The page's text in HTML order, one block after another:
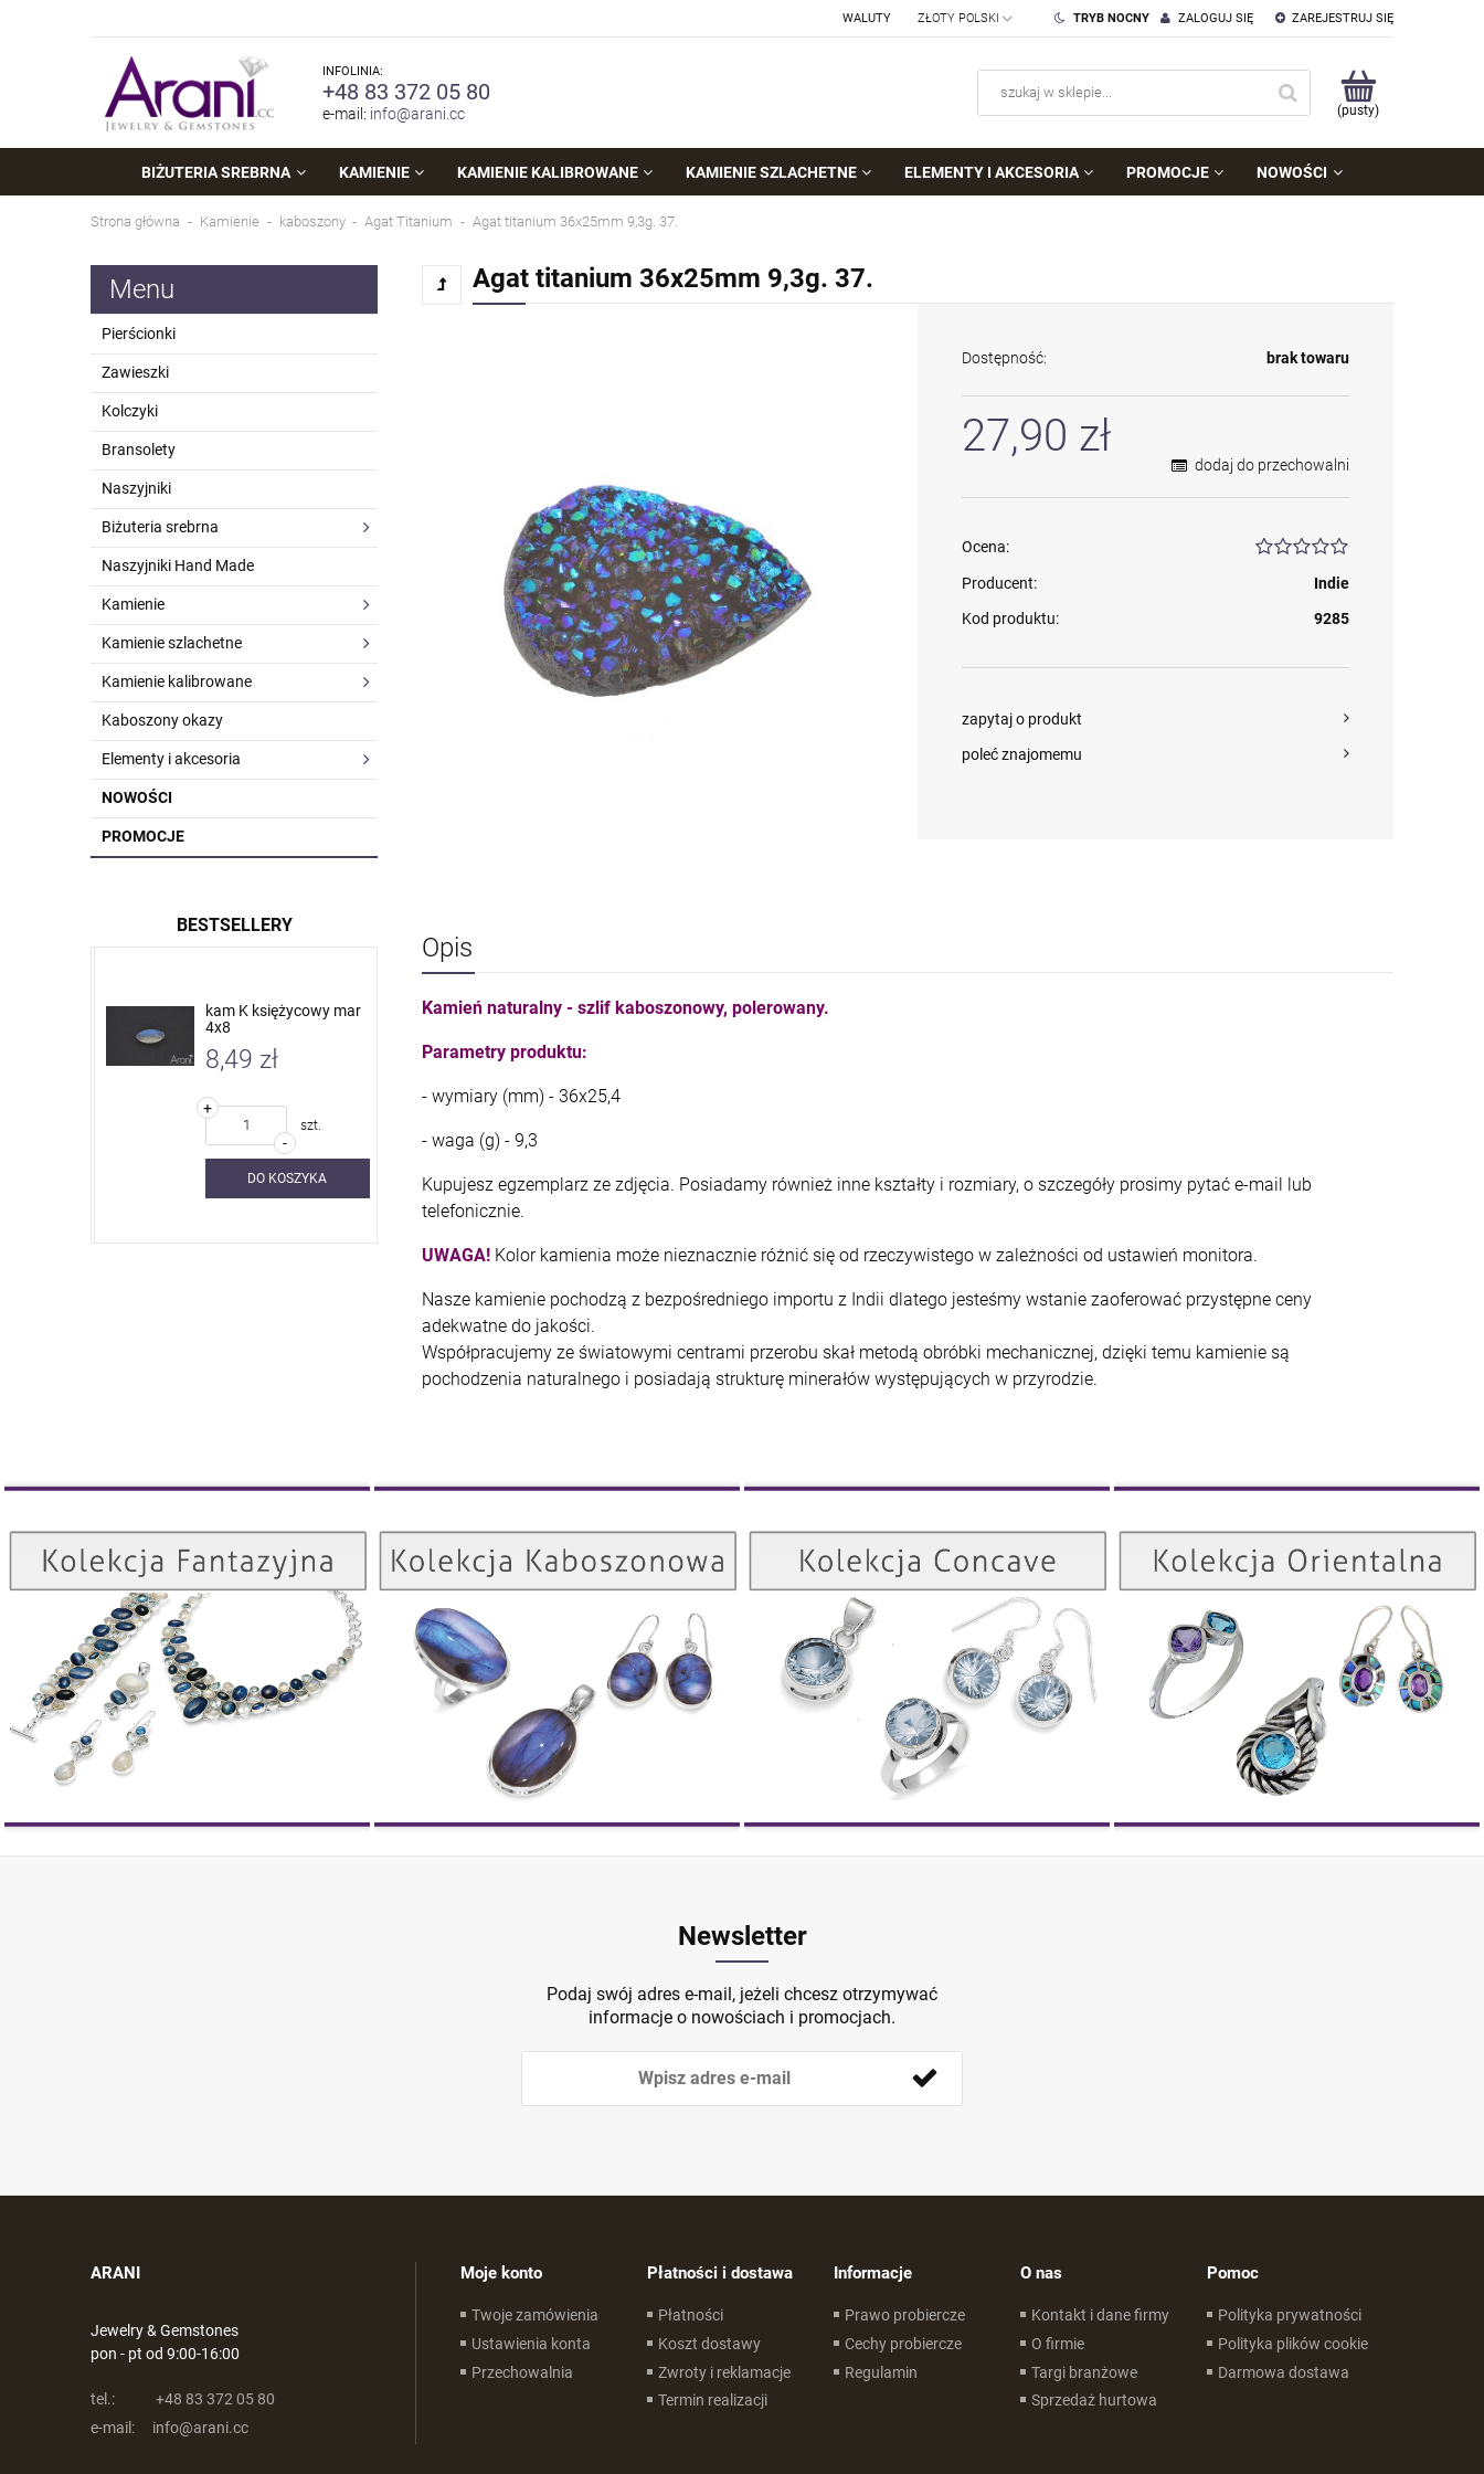
ZAREJESTRUJ SIĘ
ZALOGUJ SIĘ
TRYB NOCNY
WALUTY
INFOLINIA:
+48 83 372 05 80
e-mail: info@arani.cc (pusty)
BIŻUTERIA SREBRNA KAMIENIE KAMIENIE KALIBROWANE KAMIENIE SZLACHETNE ELEMENTY I AKCESORIA PROMOCJE NOWOŚCI
Strona główna Kamienie kaboszony Agat Titanium Agat titanium 36x25mm 9,3g. 37.
Menu
Pierścionki
Zawieszki
Kolczyki
Bransolety
Naszyjniki
Biżuteria srebrna
Naszyjniki Hand Made
Kamienie
Kamienie szlachetne
Kamienie kalibrowane
Kaboszony okazy
Elementy i akcesoria
NOWOŚCI
PROMOCJE
BESTSELLERY
kam K księżycowy mar
4x8
8,49 zł
-
+
szt.
DO KOSZYKA
kam F granat okr 3
4,71 zł
+
DO KOSZYKA
kam F ametyst afr. okr 3
DO KOSZYKA
Agat titanium 36x25mm 9,3g. 37.
Dostępność: brak towaru
27,90 zł
dodaj do przechowalni
Ocena:
Producent:
Indie
Kod produktu:
9285
zapytaj o produkt
poleć znajomemu
Opis
Kamień naturalny - szlif kaboszonowy, polerowany.
Parametry produktu:
- wymiary (mm) - 36x25,4
- waga (g) - 9,3
Kupujesz egzemplarz ze zdjęcia. Posiadamy również inne kształty i rozmiary, o szczegóły prosimy pytać e-mail lub
telefonicznie.
UWAGA! Kolor kamienia może nieznacznie różnić się od rzeczywistego w zależności od ustawień monitora.
Nasze kamienie pochodzą z bezpośredniego importu z Indii dlatego jesteśmy wstanie zaoferować przystępne ceny
adekwatne do jakości.
Współpracujemy ze światowymi centrami przerobu skał metodą obróbki mechanicznej, dzięki temu kamienie są
pochodzenia naturalnego i posiadają strukturę minerałów występujących w przyrodzie.
Kolekcja Fantazyjna
ZOBACZ
Kolekcja Kaboszonowa
ZOBACZ
Kolekcja Concave
ZOBACZ
Kolekcja Orientalna
ZOBACZ
Newsletter
Podaj swój adres e-mail, jeżeli chcesz otrzymywać
informacje o nowościach i promocjach.
ARANI
Jewelry & Gemstones
pon - pt od 9:00-16:00
tel.:
+48 83 372 05 80
e-mail:
info@arani.cc
Moje konto
Twoje zamówienia
Ustawienia konta
Przechowalnia
Płatności i dostawa
Płatności
Koszt dostawy
Zwroty i reklamacje
Termin realizacji
Informacje
Prawo probiercze
Cechy probiercze
Regulamin
O nas
Kontakt i dane firmy
O firmie
Targi branżowe
Sprzedaż hurtowa
Pomoc
Polityka prywatności
Polityka plików cookie
Darmowa dostawa